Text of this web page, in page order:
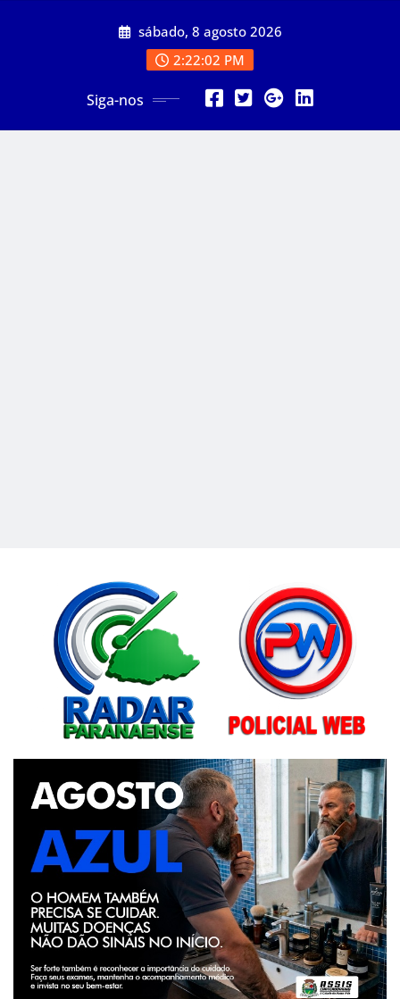
sábado, 8 agosto 2026
2:22:03 PM
Siga-nos